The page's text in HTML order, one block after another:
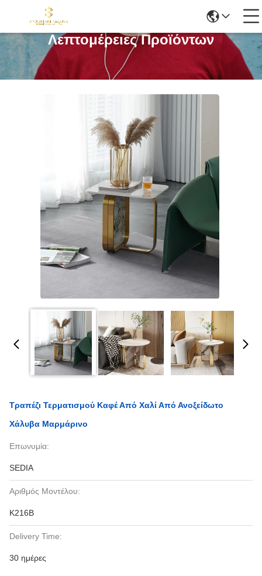
Λεπτομέρειες Προϊόντων
Τραπέζι Τερματισμού Καφέ Από Χαλί Από Ανοξείδωτο
Χάλυβα Μαρμάρινο
Επωνυμία:
SEDIA
Αριθμός Μοντέλου:
Κ216Β
Delivery Time:
30 ημέρες